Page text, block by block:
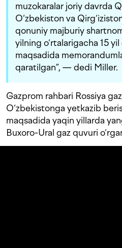
muzokaralar joriy davrda
O‘zbekiston va
qonuniy majburiy
yilning o‘rtalarigacha 15
maqsadida
qaratilgan”, — dedi Miller.
Gazprom rahbari Rossiya
O‘zbekistonga yetkazib
maqsadida yaqin yillarda
Buxoro-Ural gaz quvuri